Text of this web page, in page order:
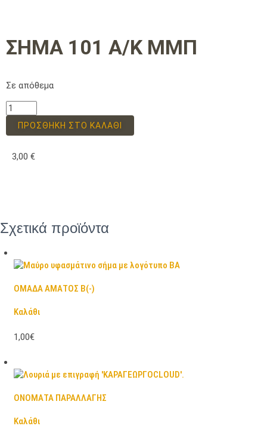
ΣΗΜΑ 101 Α/Κ ΜΜΠ
Σε απόθεμα
ΠΡΟΣΘΉΚΗ ΣΤΟ ΚΑΛΆΘΙ
3,00 €
Σχετικά προϊόντα
ΟΜΑΔΑ ΑΜΑΤΟΣ Β(-)
Καλάθι
1,00€
ΟΝΟΜΑΤΑ ΠΑΡΑΛΛΑΓΗΣ
Καλάθι